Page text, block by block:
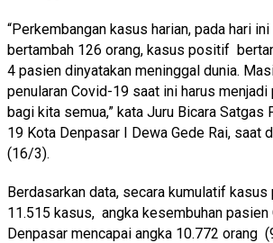
“Perkembangan kasus harian, pada hari
bertambah 126 orang, kasus positif
4 pasien dinyatakan meninggal dunia.
penularan Covid-19 saat ini harus
bagi kita semua,” kata Juru Bicara Satgas
19 Kota Denpasar I Dewa Gede Rai, saat
(16/3).
Berdasarkan data, secara kumulatif
11.515 kasus, angka kesembuhan
Denpasar mencapai angka 10.772 orang